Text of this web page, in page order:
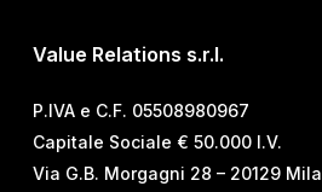
Value Relations s.r.l.
P.IVA e C.F. 05508980967
Capitale Sociale € 50.000 I.V.
Via G.B. Morgagni 28 – 20129